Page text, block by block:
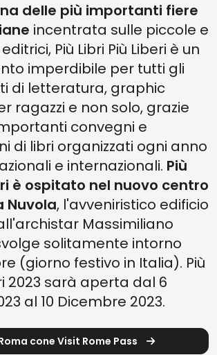
delle più importanti fiere
incentrata sulle piccole e
Più Libri Più Liberi è un
imperdibile per tutti gli
di letteratura, graphic
ragazzi e non solo, grazie
convegni e
di libri organizzati ogni anno
e internazionali. Più
è ospitato nel nuovo centro
Nuvola, l'avveniristico edificio
Massimiliano
solitamente intorno
(giorno festivo in Italia). Più
2023 sarà aperta dal 6
al 10 Dicembre 2023.
cone Visit Rome Pass